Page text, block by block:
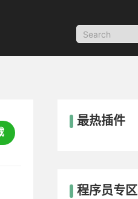
最热插件
程序员专区